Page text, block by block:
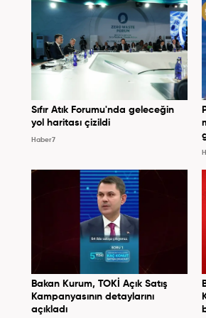
Sıfır Atık Forumu'nda geleceğin
yol haritası çizildi
Haber7
Bakan Kurum, TOKİ Açık Satış
Kampanyasının detaylarını
açıkladı